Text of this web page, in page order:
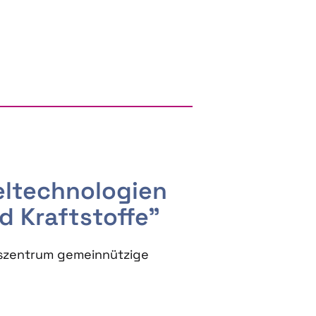
Kraftstoffe"
gemeinnützige